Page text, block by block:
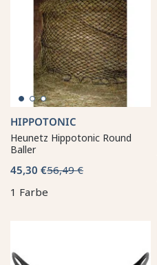
HIPPOTONIC
Heunetz Hippotonic Round
Baller
45,30 €56,49 €
1 Farbe